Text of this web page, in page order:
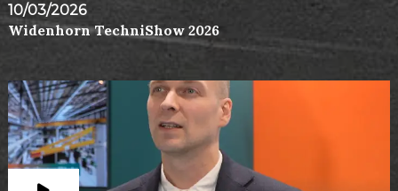
10/03/2026
Widenhorn TechniShow 2026